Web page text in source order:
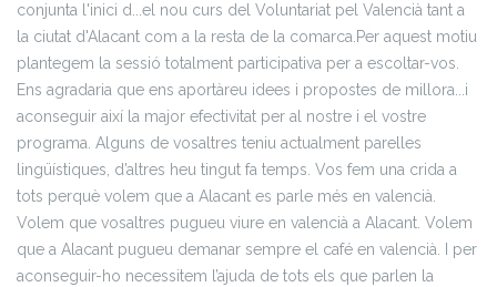
conjunta l'inici d
el nou curs del Voluntariat pel Valencià tant a
la ciutat d'Alacant com a la resta de la comarca. Per aquest motiu
plantegem la sessió totalment participativa per a escoltar-vos.
Ens agradaria que ens aportàreu idees i propostes de millora...i
aconseguir així la major efectivitat per al nostre i el vostre
programa. Alguns de vosaltres teniu actualment parelles
lingüístiques, d’altres heu tingut fa temps. Vos fem una crida a
tots perquè volem que a Alacant es parle més en valencià.
Volem que vosaltres pugueu viure en valencià a Alacant. Volem
que a Alacant pugueu demanar sempre el café en valencià. I per
aconseguir-ho necessitem l’ajuda de tots els que parlen la